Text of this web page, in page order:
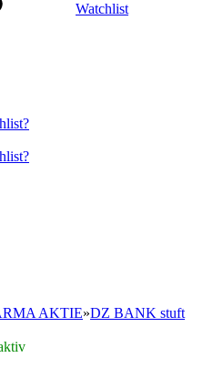
Watchlist
AKTIE»DZ BANK stuft